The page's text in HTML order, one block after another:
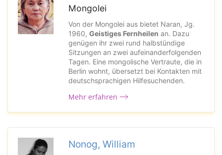
Mongolei
Von der Mongolei aus bietet Naran, Jg.
1960, Geistiges Fernheilen an. Dazu
genügen ihr zwei rund halbstündige
Sitzungen an zwei aufeinanderfolgenden
Tagen. Eine mongolische Vertraute, die in
Berlin wohnt, übersetzt bei Kontakten mit
deutschsprachigen Hilfesuchenden.
Mehr erfahren
Nonog, William